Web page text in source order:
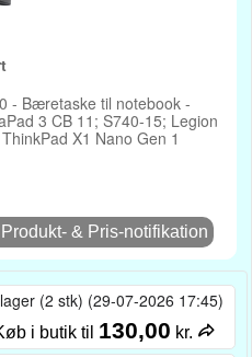
- Bæretaske til notebook -
3 CB 11; S740-15; Legion
X1 Nano Gen 1
& Pris-notifikation
(2 stk) (29-07-2026 17:45)
i butik til 130,00 kr.